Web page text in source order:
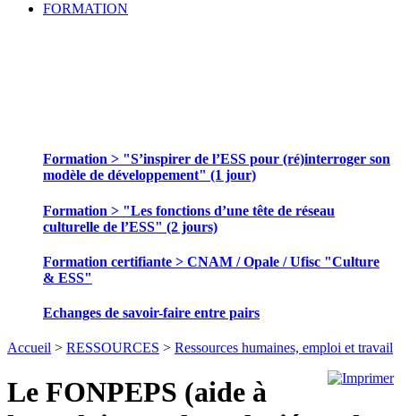
FORMATION
Formation > "S’inspirer de l’ESS pour (ré)interroger son
modèle de développement" (1 jour)
Formation > "Les fonctions d’une tête de réseau
culturelle de l’ESS" (2 jours)
Formation certifiante > CNAM / Opale / Ufisc "Culture
& ESS"
Echanges de savoir-faire entre pairs
Accueil > RESSOURCES > Ressources humaines, emploi et travail
Le FONPEPS (aide à